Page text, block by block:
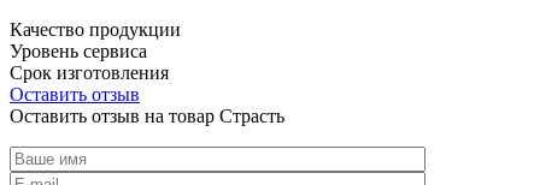
Качество продукции
Уровень сервиса
Срок изготовления
Оставить отзыв
Оставить отзыв на товар Страсть